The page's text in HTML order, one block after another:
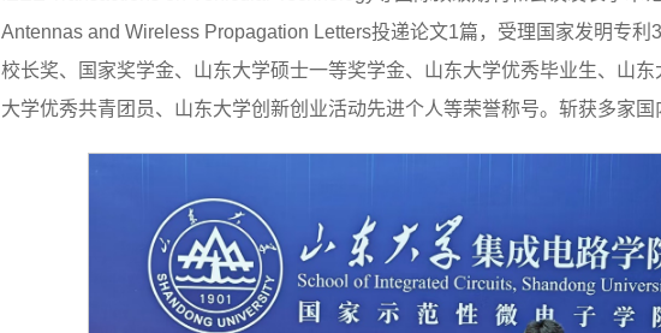
Antennas and Wireless Propagation Letters投递论文1篇，受理国家发明专利
校长奖、国家奖学金、山东大学硕士一等奖学金、山东大学优秀毕业生、山
大学优秀共青团员、山东大学创新创业活动先进个人等荣誉称号。斩获多家国